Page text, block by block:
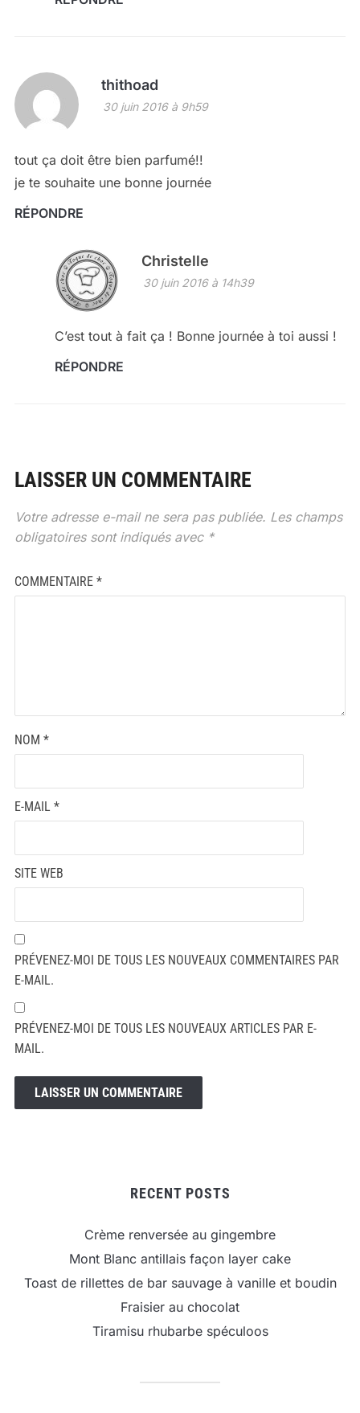
thithoad
30 juin 2016 à 9h59
tout ça doit être bien parfumé!!
je te souhaite une bonne journée
RÉPONDRE
Christelle
30 juin 2016 à 14h39
C’est tout à fait ça ! Bonne journée à toi aussi !
RÉPONDRE
LAISSER UN COMMENTAIRE
Votre adresse e-mail ne sera pas publiée. Les champs
obligatoires sont indiqués avec *
COMMENTAIRE *
NOM *
E-MAIL *
SITE WEB
PRÉVENEZ-MOI DE TOUS LES NOUVEAUX COMMENTAIRES PAR
E-MAIL.
PRÉVENEZ-MOI DE TOUS LES NOUVEAUX ARTICLES PAR E-
MAIL.
RECENT POSTS
Crème renversée au gingembre
Mont Blanc antillais façon layer cake
Toast de rillettes de bar sauvage à vanille et boudin
Fraisier au chocolat
Tiramisu rhubarbe spéculoos